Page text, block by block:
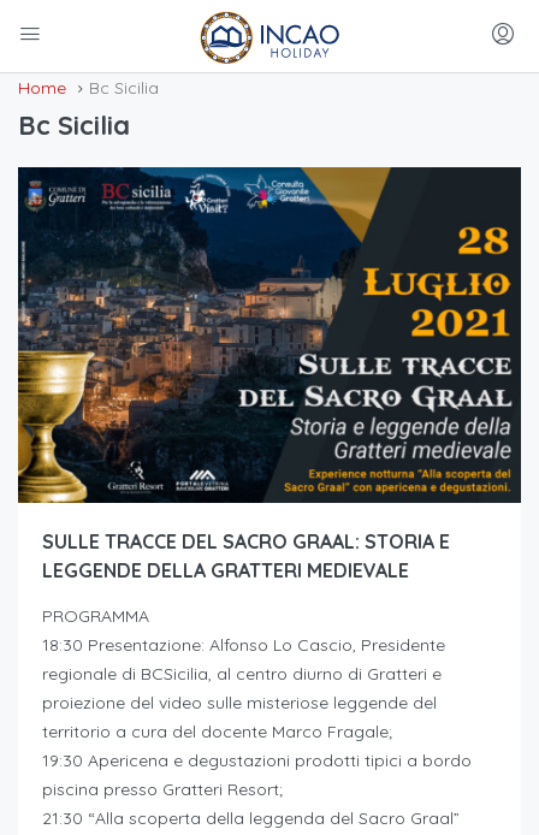
Home Bc Sicilia
Bc Sicilia
SULLE TRACCE DEL SACRO GRAAL: STORIA E
LEGGENDE DELLA GRATTERI MEDIEVALE
PROGRAMMA
18:30 Presentazione: Alfonso Lo Cascio, Presidente
regionale di BCSicilia, al centro diurno di Gratteri e
proiezione del video sulle misteriose leggende del
territorio a cura del docente Marco Fragale;
19:30 Apericena e degustazioni prodotti tipici a bordo
piscina presso Gratteri Resort;
21:30 “Alla scoperta della leggenda del Sacro Graal”